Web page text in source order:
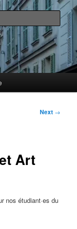
à Paris
Next →
Art
nos étudiant·es du